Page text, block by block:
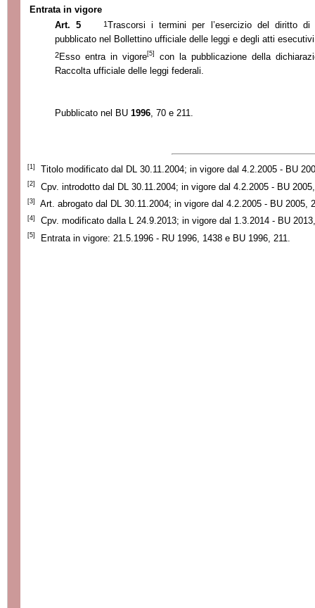
Entrata in vigore
Art. 5
1Trascorsi i termini per l’esercizio del diritto
pubblicato nel Bollettino ufficiale delle leggi e degli atti
2Esso entra in vigore[5]
con la pubblicazione della
Raccolta ufficiale delle leggi federali.
Pubblicato nel BU 1996 , 70 e 211.
[1] Titolo modificato dal DL 30.11.2004; in vigore dal 4.2.2005 - BU
[2] Cpv. introdotto dal DL 30.11.2004; in vigore dal 4.2.2005 - BU
[3] Art. abrogato dal DL 30.11.2004; in vigore dal 4.2.2005 - BU 2005,
[4] Cpv. modificato dalla L 24.9.2013; in vigore dal 1.3.2014 - BU
[5] Entrata in vigore: 21.5.1996 - RU 1996, 1438 e BU 1996, 211.